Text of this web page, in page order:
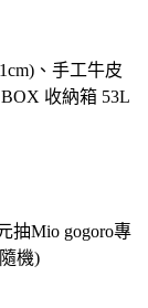
、手工牛皮
收納箱 53L
抽Mio gogoro專
機)